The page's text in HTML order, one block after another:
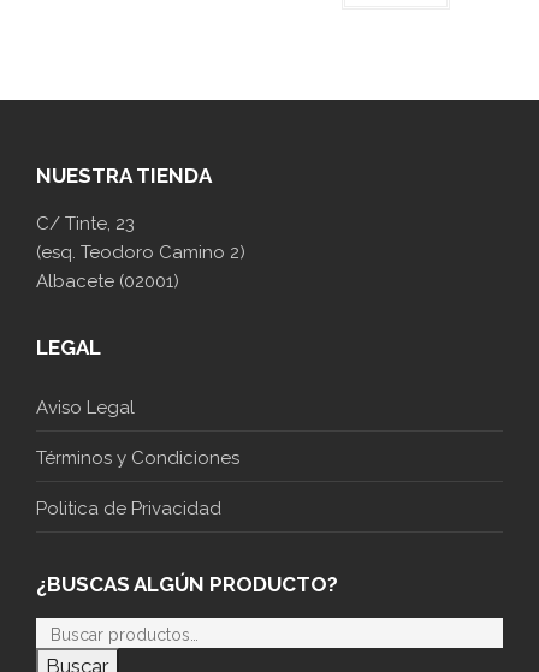
NUESTRA TIENDA
C/ Tinte, 23
(esq. Teodoro Camino 2)
Albacete (02001)
LEGAL
Aviso Legal
Términos y Condiciones
Politica de Privacidad
¿BUSCAS ALGÚN PRODUCTO?
Buscar